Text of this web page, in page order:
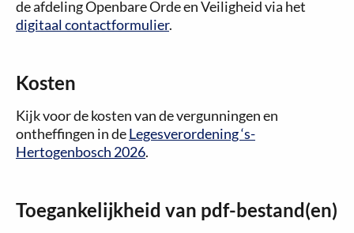
de afdeling Openbare Orde en Veiligheid via het
digitaal contactformulier.
Kosten
Kijk voor de kosten van de vergunningen en
ontheffingen in deLegesverordening ‘s-
Hertogenbosch 2026.
Toegankelijkheid van pdf-bestand(en)